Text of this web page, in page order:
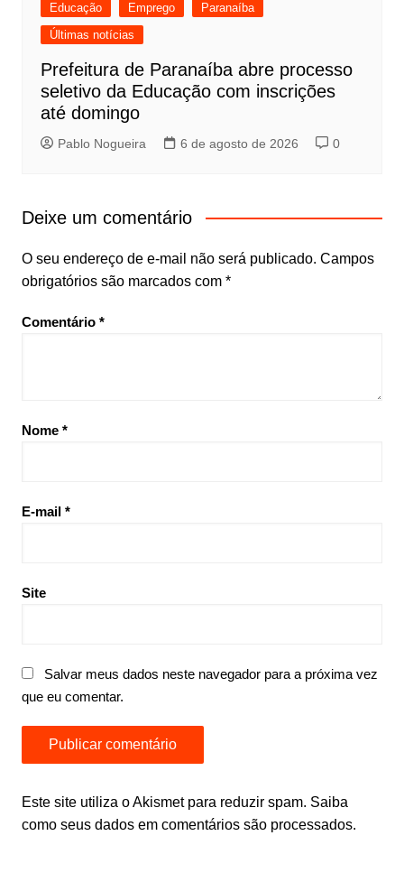
Educação Emprego
Paranaíba
Últimas notícias
Prefeitura de Paranaíba abre processo
seletivo da Educação com inscrições
até domingo
Pablo Nogueira 6 de agosto de 2026 0
Deixe um comentário
O seu endereço de e-mail não será publicado. Campos
obrigatórios são marcados com *
Comentário *
Nome *
E-mail *
Site
Salvar meus dados neste navegador para a próxima vez
que eu comentar.
Este site utiliza o Akismet para reduzir spam. Saiba
como seus dados em comentários são processados.